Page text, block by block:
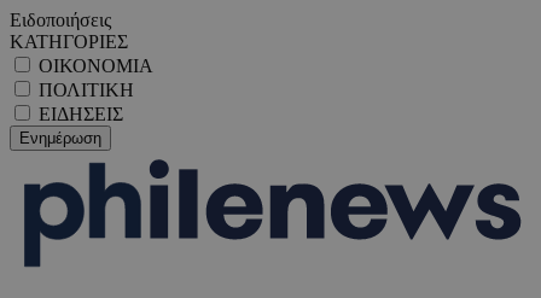
Ειδοποιήσεις
ΚΑΤΗΓΟΡΙΕΣ
ΟΙΚΟΝΟΜΙΑ
ΠΟΛΙΤΙΚΗ
ΕΙΔΗΣΕΙΣ